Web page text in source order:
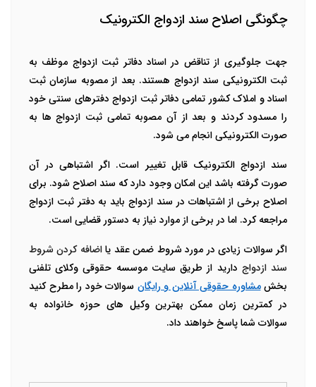
چگونگی اصلاح سند ازدواج الکترونیک
جهت جلوگیری از تناقض در اسناد دفاتر ثبت ازدواج موظف به
ثبت الکترونیکی سند ازدواج هستند. بعد از مصوبه سازمان ثبت
اسناد و املاک کشور تمامی دفاتر ثبت ازدواج دفترهای سنتی خود
را مسدود کردند و بعد از آن مصوبه تمامی ثبت ازدواج ها به
صورت الکترونیکی انجام می شود.
سند ازدواج الکترونیک قابل تغییر است. اگر اشتباهی در آن
صورت گرفته باشد این امکان وجود دارد که سند اصلاح شود. برای
اصلاح برخی از اشتباهات در سند ازدواج باید به دفتر ثبت ازدواج
مراجعه کرد. اما در برخی از موارد نیاز به دستور قضایی است.
اگر سوالات زیادی در مورد شروط ضمن عقد یااضافه کردن شروط
سند ازدواج دارید از طریق سایت موسسه حقوقی وکلای تلفنی
بخشمشاوره حقوقی آنلاین و رایگان سوالات خود را مطرح کنید
در کمترین زمان ممکن بهترین وکیل های حوزه خانواده به
سوالات شما پاسخ خواهند داد.